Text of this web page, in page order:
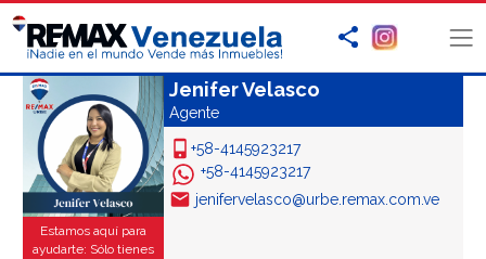
Estamos aquí para
ayudarte: Sólo tienes
Jenifer Velasco
Agente
+58-4145923217
+58-4145923217
jenifervelasco@urbe.remax.com.ve